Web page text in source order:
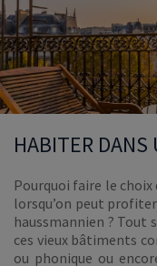
HABITER DANS
Pourquoi faire le choix
lorsqu’on peut
haussmannien ? Tout
ces vieux bâtiments
ou phonique ou